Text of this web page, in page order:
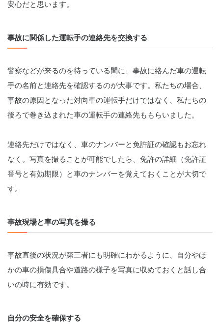
安心だと思います。
事故に関係した運転手の連絡先を交換する
警察などが来るのを待っている間に、事故に絡んだ車の運転
手の名前と連絡先を確認するのが大事です。私たちの場合、
事故の原因となった対向車の運転手だけではなく、私たちの
後ろで巻き込まれた車の運転手の連絡先ももらいました。
連絡先だけではなく、車のナンバーと免許証の確認もお忘れ
なく。写真を撮ることが可能でしたら、免許の詳細（免許証
番号と有効期限）と車のナンバーを覚えておくことが大切で
す。
事故現場と車の写真を撮る
事故直後の状況が第三者にも明確にわかるように、自分やほ
かの車の損傷具合や道路の様子を写真に収めておくと話し合
いの時に有効です。
自分の安全を確保する